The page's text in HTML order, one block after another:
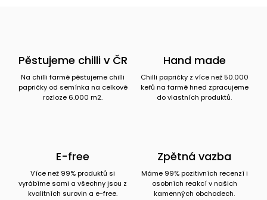
Pěstujeme chilli v ČR
Na chilli farmě pěstujeme chilli
papričky od semínka na celkové
rozloze 6.000 m2.
Hand made
Chilli papričky z více než 50.000
keřů na farmě hned zpracujeme
do vlastních produktů.
E-free
Více než 99% produktů si
vyrábíme sami a všechny jsou z
kvalitních surovin a e-free.
Zpětná vazba
Máme 99% pozitivních recenzí i
osobních reakcí v našich
kamenných obchodech.